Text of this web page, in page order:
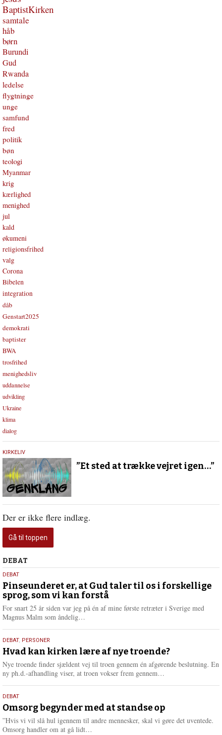
BaptistKirken
samtale
håb
børn
Burundi
Gud
Rwanda
ledelse
flygtninge
unge
samfund
fred
politik
bøn
teologi
Myanmar
krig
kærlighed
menighed
jul
kald
økumeni
religionsfrihed
valg
Corona
Bibelen
integration
dåb
Genstart2025
demokrati
baptister
BWA
trosfrihed
menighedsliv
uddannelse
udvikling
Ukraine
klima
dialog
18.
maj
2026
KIRKELIV
”Et sted at trække vejret igen…”
Der er ikke flere indlæg.
Gå til toppen
Debat
DEBAT
5.
august
2026
DEBAT
Pinseunderet er, at Gud taler til os i forskellige
sprog, som vi kan forstå
For snart 25 år siden var jeg på én af mine første retræter i Sverige med
Magnus Malm som åndelig…
e
r
e
25.
juli
2026
DEBAT, PERSONER
Hvad kan kirken lære af nye troende?
Nye troende finder sjældent vej til troen gennem én afgørende beslutning. En
ny ph.d.-afhandling viser, at troen vokser frem gennem…
e
r
e
9.
juli
2026
DEBAT
Omsorg begynder med at standse op
”Hvis vi vil slå hul igennem til andre mennesker, skal vi gøre det uventede.
Omsorg handler om at gå lidt…